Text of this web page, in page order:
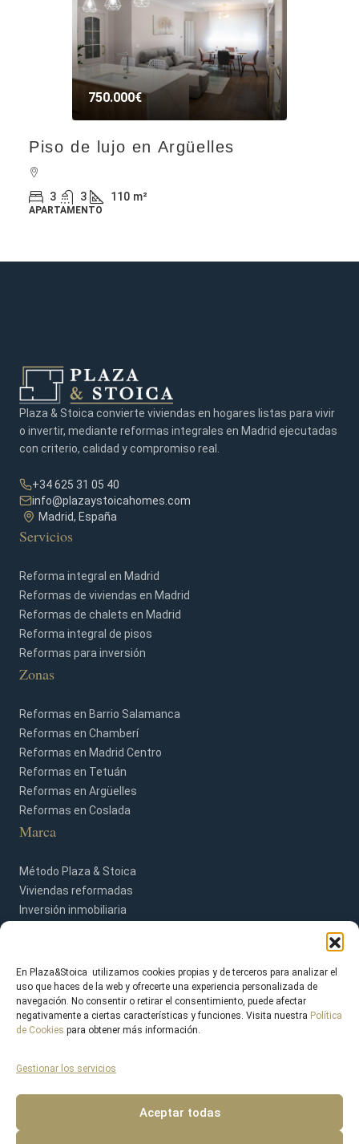
En Plaza&Stoica utilizamos cookies propias y de terceros para analizar el
uso que haces de la web y ofrecerte una experiencia personalizada de
navegación. No consentir o retirar el consentimiento, puede afectar
negativamente a ciertas características y funciones. Visita nuestra Política
de Cookies para obtener más información.
Gestionar los servicios
Aceptar todas
750.000€
Piso de lujo en Argüelles
3 3 110 m²
APARTAMENTO
Plaza & Stoica convierte viviendas en hogares listas para vivir
o invertir, mediante reformas integrales en Madrid ejecutadas
con criterio, calidad y compromiso real.
+34 625 31 05 40
info@plazaystoicahomes.com
Madrid, España
Servicios
Reforma integral en Madrid
Reformas de viviendas en Madrid
Reformas de chalets en Madrid
Reforma integral de pisos
Reformas para inversión
Zonas
Reformas en Barrio Salamanca
Reformas en Chamberí
Reformas en Madrid Centro
Reformas en Tetuán
Reformas en Argüelles
Reformas en Coslada
Marca
Método Plaza & Stoica
Viviendas reformadas
Inversión inmobiliaria
Política de Privacidad Política de Cookies